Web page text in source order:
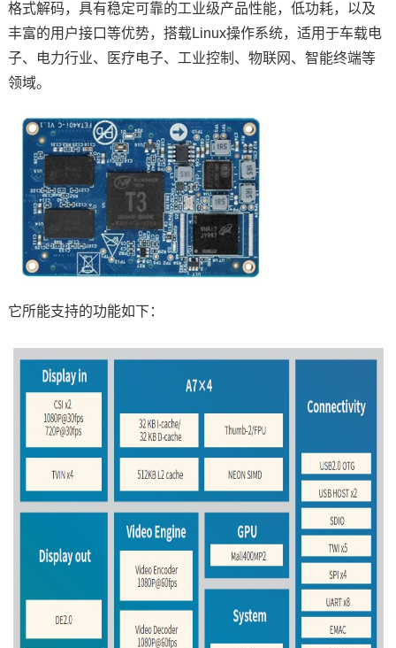
格式解码，具有稳定可靠的工业级产品性能，低功耗，以及
丰富的用户接口等优势，搭载Linux操作系统，适用于车载电
子、
电力行业、医疗电子、工业控制、 物联网 、智能终端等
领域。
它所能支持的功能如下：